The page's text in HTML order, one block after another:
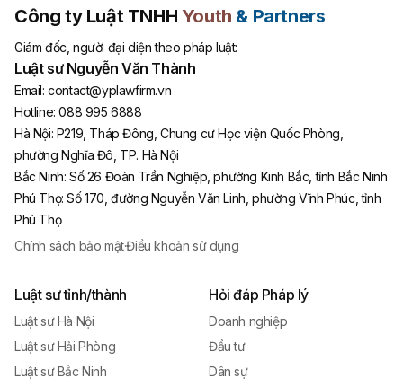
Công ty Luật TNHH Youth & Partners
Giám đốc, người đại diện theo pháp luật:
Luật sư Nguyễn Văn Thành
Email: contact@yplawfirm.vn
Hotline: 088 995 6888
Hà Nội: P219, Tháp Đông, Chung cư Học viện Quốc Phòng,
phường Nghĩa Đô, TP. Hà Nội
Bắc Ninh:Số 26 Đoàn Trần Nghiệp, phường Kinh Bắc, tỉnh Bắc Ninh
Phú Thọ:Số 170, đường Nguyễn Văn Linh, phường Vĩnh Phúc, tỉnh
Phú Thọ
Chính sách bảo mật·Điều khoản sử dụng
Luật sư tỉnh/thành
Luật sư Hà Nội
Luật sư Hải Phòng
Luật sư Bắc Ninh
Hỏi đáp Pháp lý
Doanh nghiệp
Đầu tư
Dân sự